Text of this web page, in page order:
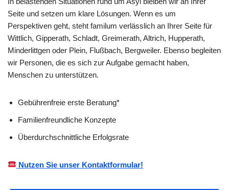
Seite und setzen um klare Lösungen. Wenn es um
Perspektiven geht, steht familum verlässlich an Ihrer Seite für
Wittlich, Gipperath, Schladt, Greimerath, Altrich, Hupperath,
Minderlittgen oder Plein, Flußbach, Bergweiler. Ebenso begleiten
wir Personen, die es sich zur Aufgabe gemacht haben,
Menschen zu unterstützen.
Gebührenfreie erste Beratung*
Familienfreundliche Konzepte
Überdurchschnittliche Erfolgsrate
Nutzen Sie unser Kontaktformular!